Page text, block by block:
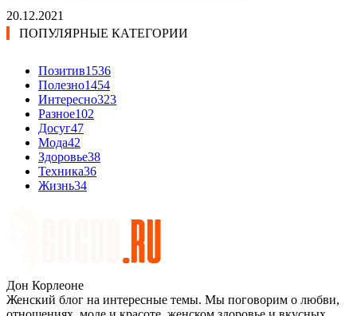
20.12.2021
ПОПУЛЯРНЫЕ КАТЕГОРИИ
Позитив1536
Полезно1454
Интересно323
Разное102
Досуг47
Мода42
Здоровье38
Техника36
Жизнь34
Дон Корлеоне
Женский блог на интересные темы. Мы поговорим о любви,